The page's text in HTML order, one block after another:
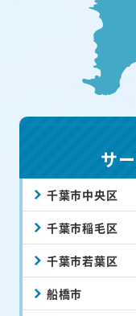
サ
千葉市中央区
千葉市稲毛区
千葉市若葉区
船橋市